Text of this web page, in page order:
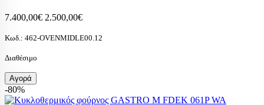
7.400,00€ 2.500,00€
Κωδ.: 462-OVENMIDLE00.12
Διαθέσιμο
Αγορά
-80%